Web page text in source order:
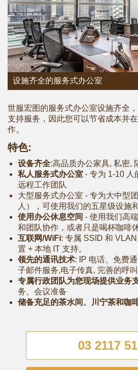
设施齐全的服务式办公室
世服宏图的服务式办公室设施齐全
支持服务，因此您可以节省成本并
作。
特色:
设备齐全:高品质办公家具, 私密,
私人服务式办公室 - 专为 1-10 人
远程工作团队
大型服务式办公室 ‐ 专为大中型
人），可使用我们的五星级设施
使用办公休息空间 - 使用我们高
和团队协作，或者只是喝杯咖啡
互联网/WiFi: 专属 SSID 和
置 + 本地 IT 支持。
领先的通讯技术: IP 电话、免费
子邮件服务,电子传真, 完善的呼
专属行政团队为您现场提供业务
务、会议准备
储备充足的茶水间、川宁茶和咖
03 2117